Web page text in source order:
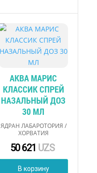
АКВА МАРИС
КЛАССИК СПРЕЙ
НАЗАЛЬНЫЙ ДОЗ
30 МЛ
ЯДРАН ЛАБАРОТОРИЯ /
ХОРВАТИЯ
50 621 UZS
В корзину